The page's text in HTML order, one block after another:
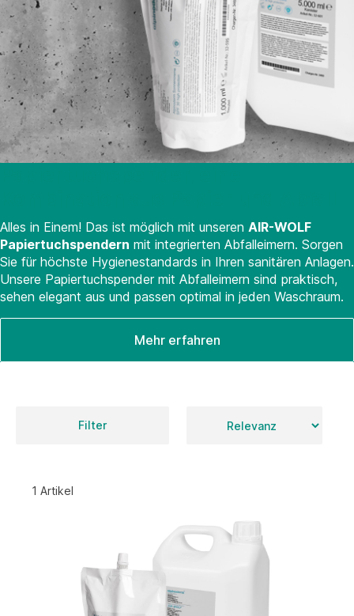
Alles in Einem! Das ist möglich mit unseren AIR-WOLF
Papiertuchspendern mit integrierten Abfalleimern. Sorgen
Sie für höchste Hygienestandards in Ihren sanitären Anlagen.
Unsere Papiertuchspender mit Abfalleimern sind praktisch,
sehen elegant aus und passen optimal in jeden Waschraum.
Mehr erfahren
Filter
1 Artikel